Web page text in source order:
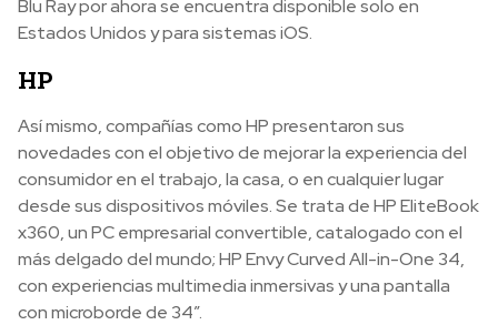
Blu Ray por ahora se encuentra disponible solo en
Estados Unidos y para sistemas iOS.
HP
Así mismo, compañías como HP presentaron sus
novedades con el objetivo de mejorar la experiencia del
consumidor en el trabajo, la casa, o en cualquier lugar
desde sus dispositivos móviles. Se trata de HP EliteBook
x360, un PC empresarial convertible, catalogado con el
más delgado del mundo; HP Envy Curved All-in-One 34,
con experiencias multimedia inmersivas y una pantalla
con microborde de 34”.